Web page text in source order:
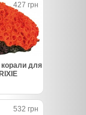
427 грн
корали для
532 грн